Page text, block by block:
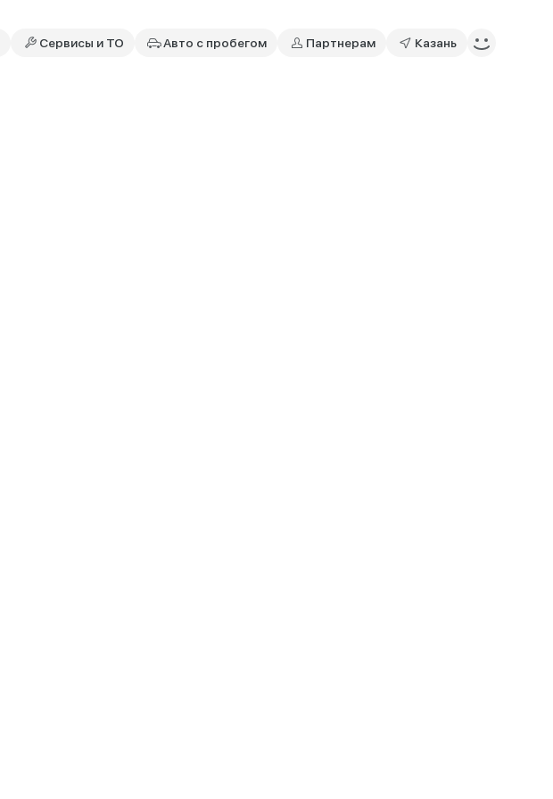
Сервисы и ТО Авто с пробегом Партнерам Казань